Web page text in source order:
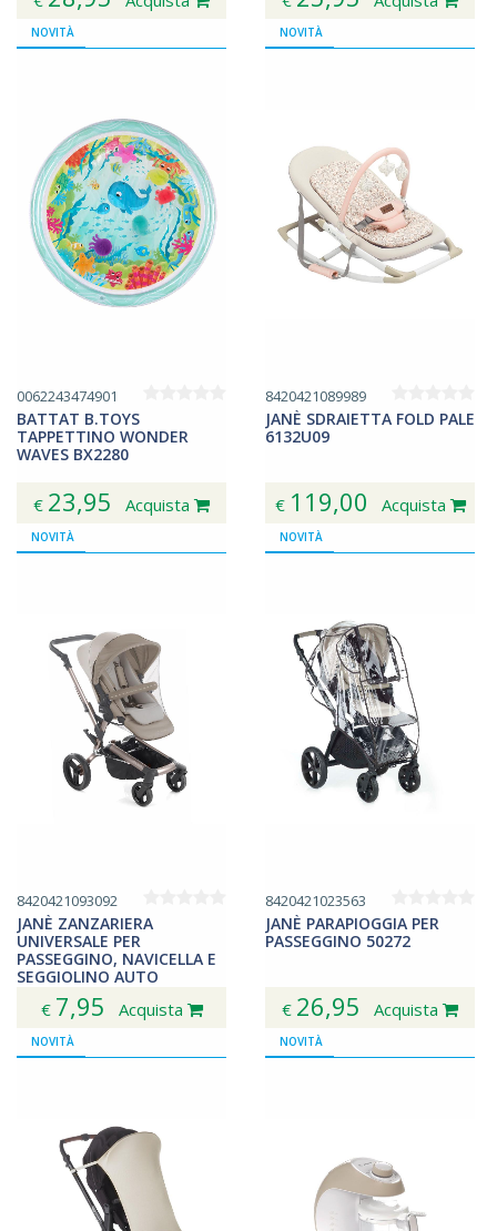
NOVITÀ
0062243474901
BATTAT B.TOYS
TAPPETTINO WONDER
WAVES BX2280
€ 23,95 Acquista
NOVITÀ
8420421089989
JANÈ SDRAIETTA FOLD PALE
6132U09
€ 119,00 Acquista
NOVITÀ
8420421093092
JANÈ ZANZARIERA
UNIVERSALE PER
PASSEGGINO, NAVICELLA E
SEGGIOLINO AUTO
050332C01
€ 7,95 Acquista
NOVITÀ
8420421023563
JANÈ PARAPIOGGIA PER
PASSEGGINO 50272
€ 26,95 Acquista
NOVITÀ NOVITÀ